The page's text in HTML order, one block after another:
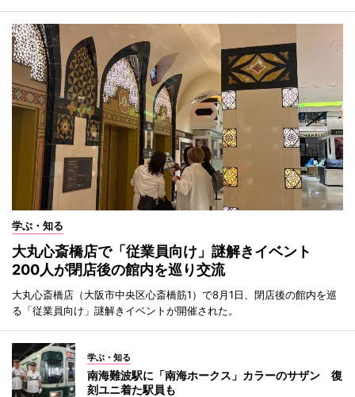
学ぶ・知る
大丸心斎橋店で「従業員向け」謎解きイベント
200人が閉店後の館内を巡り交流
大丸心斎橋店（大阪市中央区心斎橋筋1）で8月1日、閉店後の館内を巡
る「従業員向け」謎解きイベントが開催された。
学ぶ・知る
南海難波駅に「南海ホークス」カラーのサザン 復
刻ユニ着た駅員も